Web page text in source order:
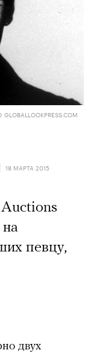
GLOBALLOOKPRESS.COM
18 МАРТА 2015
певцу,
двух